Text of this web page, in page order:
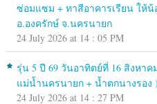
ซ่อมแซม + ทาสีอาคารเรียน ให้น้
อ.องครักษ์ จ.นครนายก
24 July 2026 at 14 : 05 PM
รุ่น 5 ปี 69 วันอาทิตย์ที่ 16 สิงหาค
แม่น้ำนครนายก + น้ำตกนางรอง
24 July 2026 at 14 : 27 PM